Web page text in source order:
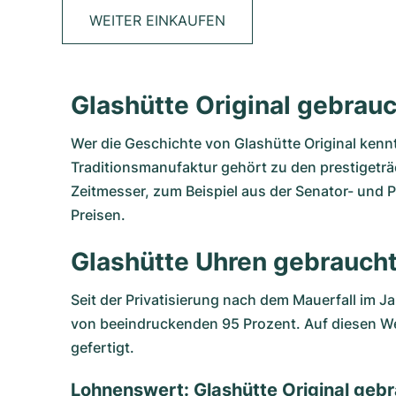
WEITER EINKAUFEN
Glashütte Original
Wer die Geschichte von Glashütte Original
Traditionsmanufaktur gehört zu den
Zeitmesser, zum Beispiel aus der Senator- und
Preisen.
Glashütte Uhren
Seit der Privatisierung nach dem Mauerfall im
von beeindruckenden 95 Prozent. Auf diesen
gefertigt.
Lohnenswert: Glashütte Original